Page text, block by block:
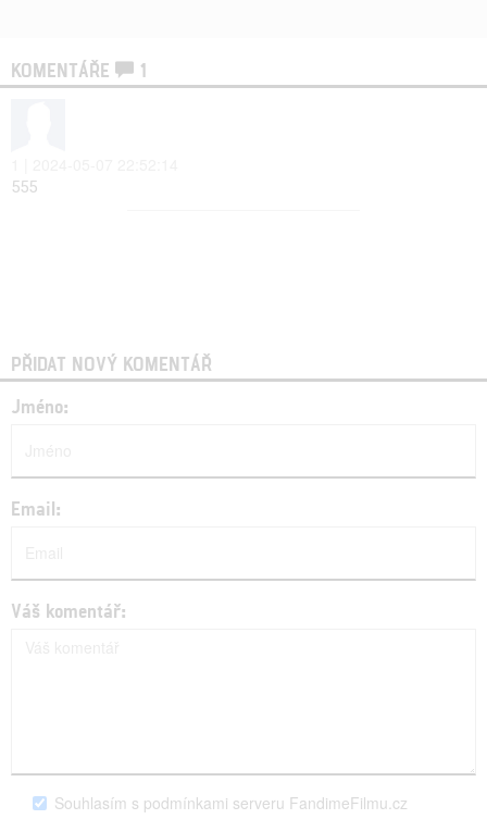
KOMENTÁŘE 1
555
PŘIDAT NOVÝ KOMENTÁŘ
Jméno:
Email:
Váš komentář:
Souhlasím s podmínkami serveru FandimeFilmu.cz